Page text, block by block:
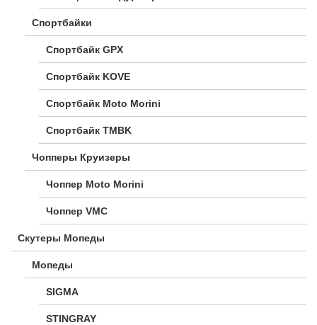
Спортбайки
Спортбайк GPX
Спортбайк KOVE
Спортбайк Moto Morini
Спортбайк TMBK
Чопперы Круизеры
Чоппер Moto Morini
Чоппер VMC
Скутеры Мопеды
Мопеды
SIGMA
STINGRAY